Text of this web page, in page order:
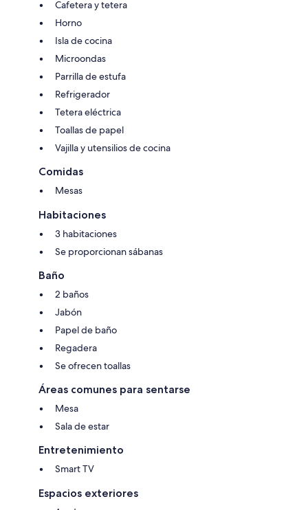
Cafetera y tetera
Horno
Isla de cocina
Microondas
Parrilla de estufa
Refrigerador
Tetera eléctrica
Toallas de papel
Vajilla y utensilios de cocina
Comidas
Mesas
Habitaciones
3 habitaciones
Se proporcionan sábanas
Baño
2 baños
Jabón
Papel de baño
Regadera
Se ofrecen toallas
Áreas comunes para sentarse
Mesa
Sala de estar
Entretenimiento
Smart TV
Espacios exteriores